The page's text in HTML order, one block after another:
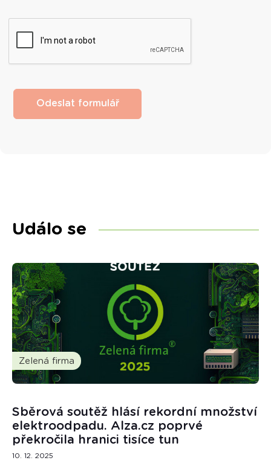
Odeslat formulář
Událo se
Zelená firma
Sběrová soutěž hlásí rekordní množství
elektroodpadu. Alza.cz poprvé
překročila hranici tisíce tun
10. 12. 2025